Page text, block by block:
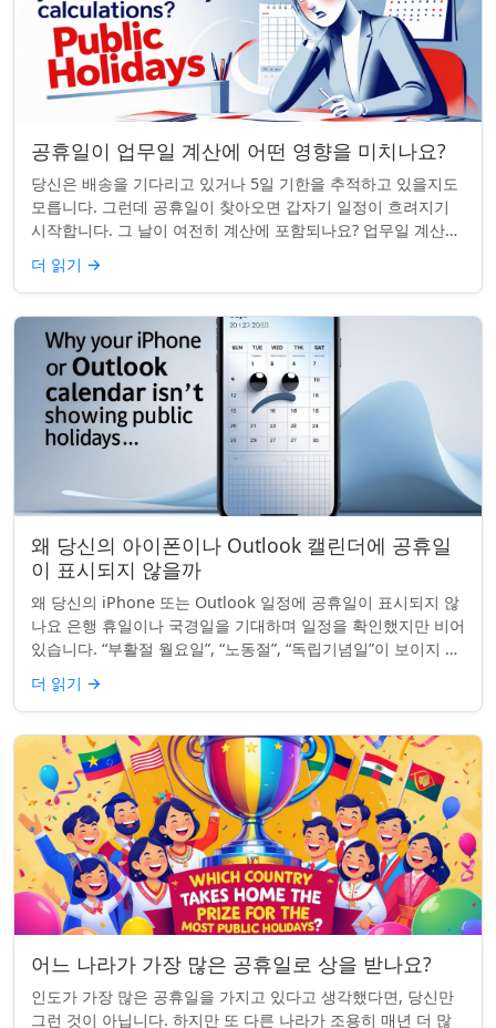
공휴일이 업무일 계산에 어떤 영향을 미치나요?
당신은 배송을 기다리고 있거나 5일 기한을 추적하고 있을지도
모릅니다. 그런데 공휴일이 찾아오면 갑자기 일정이 흐려지기
시작합니다. 그 날이 여전히 계산에 포함되나요? 업무일 계산을
할 때 공휴일은 생각보다 더 중요...
더 읽기 →
왜 당신의 아이폰이나 Outlook 캘린더에 공휴일
이 표시되지 않을까
왜 당신의 iPhone 또는 Outlook 일정에 공휴일이 표시되지 않
나요 은행 휴일이나 국경일을 기대하며 일정을 확인했지만 비어
있습니다. “부활절 월요일”, “노동절”, “독립기념일”이 보이지 않
네요. iPhon...
더 읽기 →
어느 나라가 가장 많은 공휴일로 상을 받나요?
인도가 가장 많은 공휴일을 가지고 있다고 생각했다면, 당신만
그런 것이 아닙니다. 하지만 또 다른 나라가 조용히 매년 더 많